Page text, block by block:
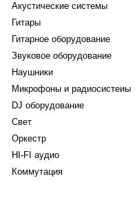
Акустические системы
Гитары
Гитарное оборудование
Звуковое оборудование
Наушники
Микрофоны и радиосистеиы
DJ оборудование
Свет
Оркестр
HI-FI аудио
Коммутация